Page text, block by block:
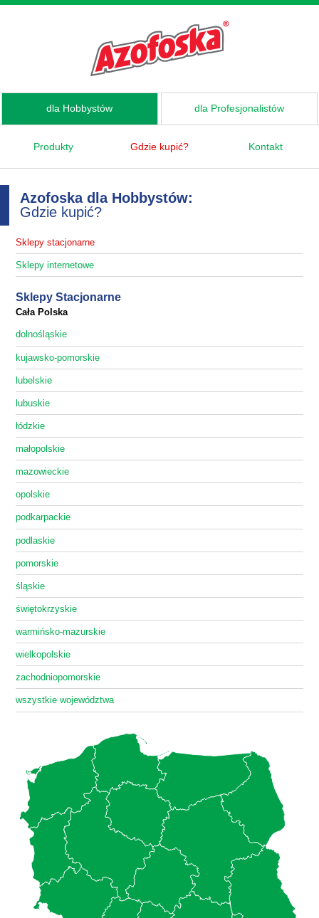
dla Hobbystów dla Profesjonalistów
Produkty Gdzie kupić? Kontakt
Azofoska dla Hobbystów:
Gdzie kupić?
Sklepy stacjonarne
Sklepy internetowe
Sklepy Stacjonarne
Cała Polska
dolnośląskie
kujawsko-pomorskie
lubelskie
lubuskie
łódzkie
małopolskie
mazowieckie
opolskie
podkarpackie
podlaskie
pomorskie
śląskie
świętokrzyskie
warmińsko-mazurskie
wielkopolskie
zachodniopomorskie
wszystkie województwa